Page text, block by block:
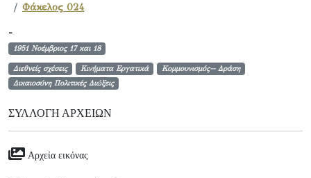
Φάκελος 024
-
1951 Νοέμβριος 17 και 18
Διεθνείς σχέσεις Κινήματα Εργατικά
Κομμουνισμός-- Δράση
Δικαιοσύνη Πολιτικές Διώξεις
ΣΥΛΛΟΓΉ ΑΡΧΕΊΩΝ
Αρχεία εικόνας